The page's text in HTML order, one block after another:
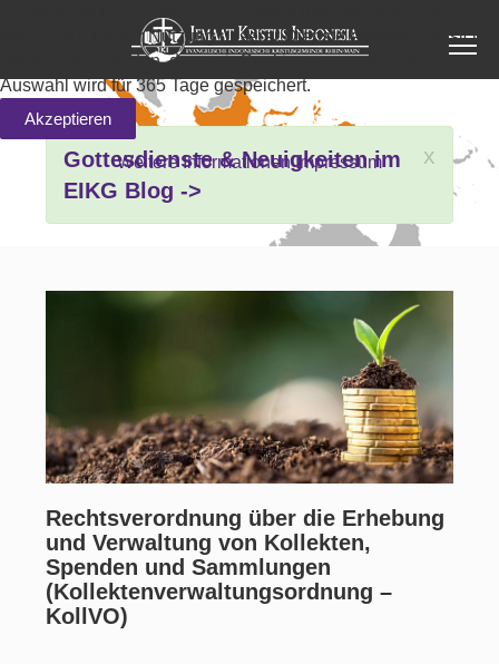
x
Gottesdienste & Neuigkeiten im
EIKG Blog ->
Rechtsverordnung über die Erhebung
und Verwaltung von Kollekten,
Spenden und Sammlungen
(Kollektenverwaltungsordnung –
KollVO)
EIKG / JKI. Mit der Nutzung unserer Dienste erklären Sie sich
damit einverstanden, dass wir Cookies verwenden. Ihre
Auswahl wird für 365 Tage gespeichert.
Akzeptieren
Weitere Informationen Impressum